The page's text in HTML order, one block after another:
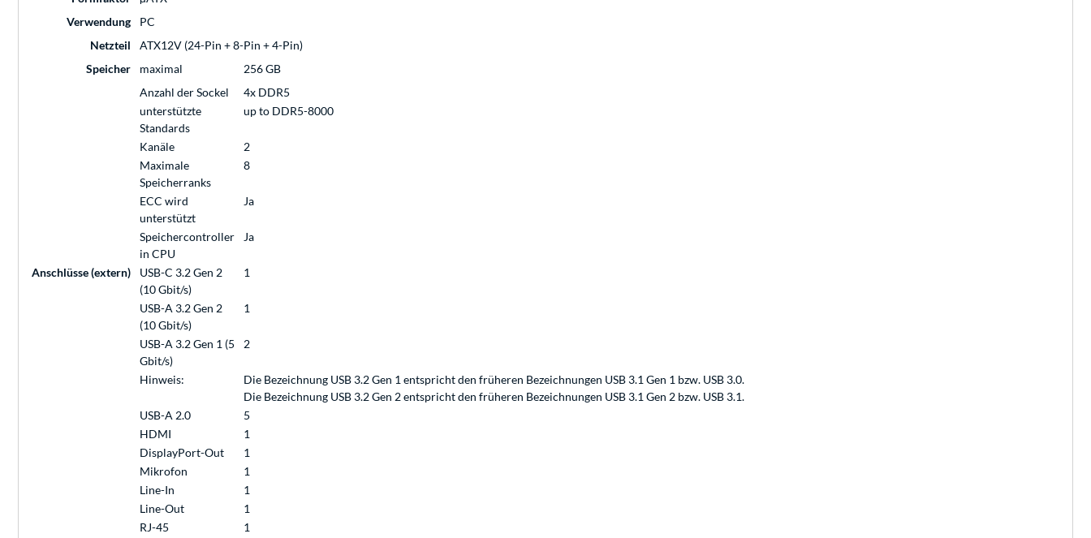
Verwendung
PC
Netzteil
ATX12V (24-Pin + 8-Pin + 4-Pin)
Speicher
maximal
256 GB
Anzahl der Sockel
4x DDR5
unterstützte
Standards
up to DDR5-8000
Kanäle
2
Maximale
Speicherranks
8
ECC wird
unterstützt
Ja
Speichercontroller
in CPU
Ja
Anschlüsse (extern)
USB-C 3.2 Gen 2
(10 Gbit/s)
1
USB-A 3.2 Gen 2
(10 Gbit/s)
1
USB-A 3.2 Gen 1 (5
Gbit/s)
2
Hinweis:
Die Bezeichnung USB 3.2 Gen 1 entspricht den früheren Bezeichnungen USB 3.1 Gen 1 bzw. USB 3.0.
Die Bezeichnung USB 3.2 Gen 2 entspricht den früheren Bezeichnungen USB 3.1 Gen 2 bzw. USB 3.1.
USB-A 2.0
5
HDMI
1
DisplayPort-Out
1
Mikrofon
1
Line-In
1
Line-Out
1
RJ-45
1